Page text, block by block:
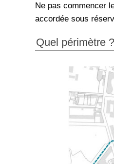
Ne pas commencer
accordée sous
Quel périmètre ?